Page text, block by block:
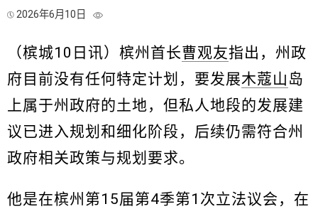
2026年6月10日
（槟城10日讯）槟州首长曹观友指出，州政
府目前没有任何特定计划，要发展木蔻山 岛
上属于州政府的土地，但私人地段的发展建
议已进入规划和细化阶段，后续仍需符合州
政府相关政策与规划要求。
他是在槟州第15届第4季第1次立法议会，在